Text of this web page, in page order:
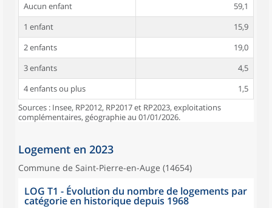
Aucun enfant
59,1
1 enfant
15,9
2 enfants
19,0
3 enfants
4,5
4 enfants ou plus
1,5
Sources : Insee, RP2012, RP2017 et RP2023, exploitations
complémentaires, géographie au 01/01/2026.
Logement en 2023
Commune de Saint-Pierre-en-Auge (14654)
LOG T1 - Évolution du nombre de logements par
catégorie en historique depuis 1968